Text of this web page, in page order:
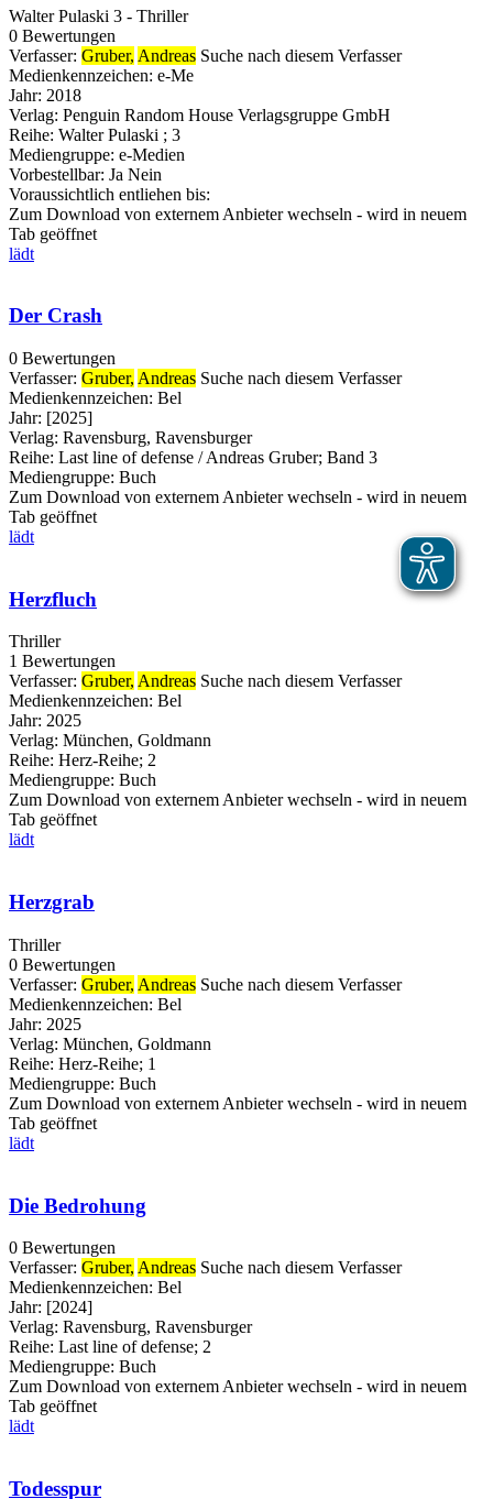
Walter Pulaski 3 - Thriller
0 Bewertungen
Verfasser: Gruber, Andreas Suche nach diesem Verfasser
Medienkennzeichen: e-Me
Jahr: 2018
Verlag: Penguin Random House Verlagsgruppe GmbH
Reihe: Walter Pulaski ; 3
Mediengruppe: e-Medien
Vorbestellbar: Ja Nein
Voraussichtlich entliehen bis:
Zum Download von externem Anbieter wechseln - wird in neuem
Tab geöffnet
lädt
Der Crash
0 Bewertungen
Verfasser: Gruber, Andreas Suche nach diesem Verfasser
Medienkennzeichen: Bel
Jahr: [2025]
Verlag: Ravensburg, Ravensburger
Reihe: Last line of defense / Andreas Gruber; Band 3
Mediengruppe: Buch
Zum Download von externem Anbieter wechseln - wird in neuem
Tab geöffnet
lädt
Herzfluch
Thriller
1 Bewertungen
Verfasser: Gruber, Andreas Suche nach diesem Verfasser
Medienkennzeichen: Bel
Jahr: 2025
Verlag: München, Goldmann
Reihe: Herz-Reihe; 2
Mediengruppe: Buch
Zum Download von externem Anbieter wechseln - wird in neuem
Tab geöffnet
lädt
Herzgrab
Thriller
0 Bewertungen
Verfasser: Gruber, Andreas Suche nach diesem Verfasser
Medienkennzeichen: Bel
Jahr: 2025
Verlag: München, Goldmann
Reihe: Herz-Reihe; 1
Mediengruppe: Buch
Zum Download von externem Anbieter wechseln - wird in neuem
Tab geöffnet
lädt
Die Bedrohung
0 Bewertungen
Verfasser: Gruber, Andreas Suche nach diesem Verfasser
Medienkennzeichen: Bel
Jahr: [2024]
Verlag: Ravensburg, Ravensburger
Reihe: Last line of defense; 2
Mediengruppe: Buch
Zum Download von externem Anbieter wechseln - wird in neuem
Tab geöffnet
lädt
Todesspur